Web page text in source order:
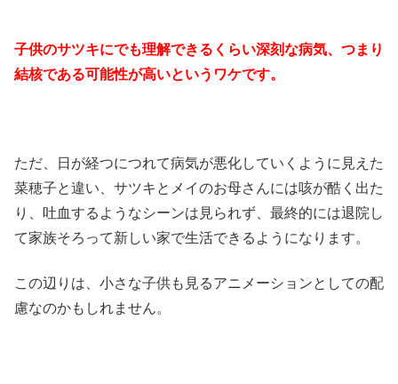
子供のサツキにでも理解できるくらい深刻な病気、つまり
結核である可能性が高いというワケです。
ただ、日が経つにつれて病気が悪化していくように見えた
菜穂子と違い、サツキとメイのお母さんには咳が酷く出た
り、吐血するようなシーンは見られず、最終的には退院し
て家族そろって新しい家で生活できるようになります。
この辺りは、小さな子供も見るアニメーションとしての配
慮なのかもしれません。